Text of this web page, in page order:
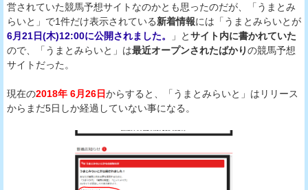
営されていた競馬予想サイトなのかとも思ったのだが、「うまとみ
らいと」で1件だけ表示されている新着情報には「うまとみらいとが
6月21日(木)12:00に公開されました。
」とサイト内に書かれていた
ので、「うまとみらいと」は最近オープンされたばかりの競馬予想
サイトだった。
現在の2018年 6月26日からすると、「うまとみらいと」はリリース
からまだ5日しか経過していない事になる。